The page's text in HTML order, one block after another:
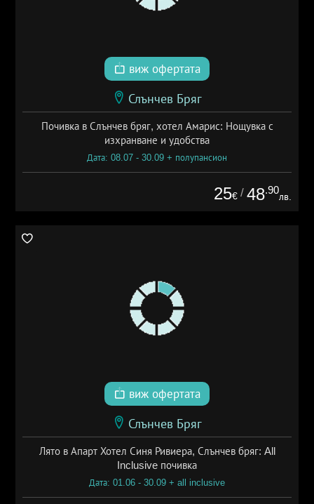
виж офертата
Слънчев Бряг
Почивка в Слънчев бряг, хотел Амарис: Нощувка с
изхранване и удобства
Дата: 08.07 - 30.09 + полупансион
25€ / 48.90
лв.
виж офертата
Слънчев Бряг
Лято в Апарт Хотел Синя Ривиера, Слънчев бряг: All
Inclusive почивка
Дата: 01.06 - 30.09 + all inclusive